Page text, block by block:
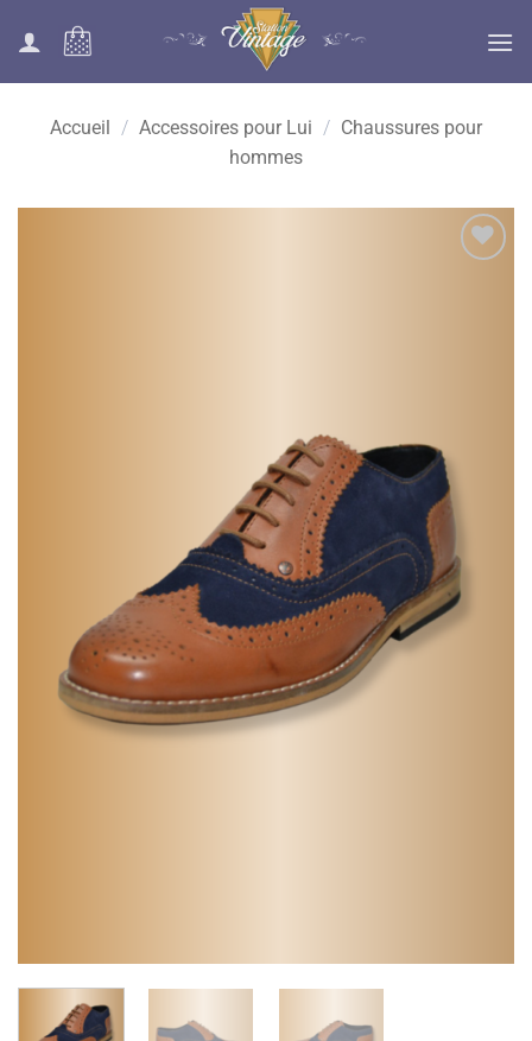
Accueil / Accessoires pour Lui / Chaussures pour
hommes
Ajouter